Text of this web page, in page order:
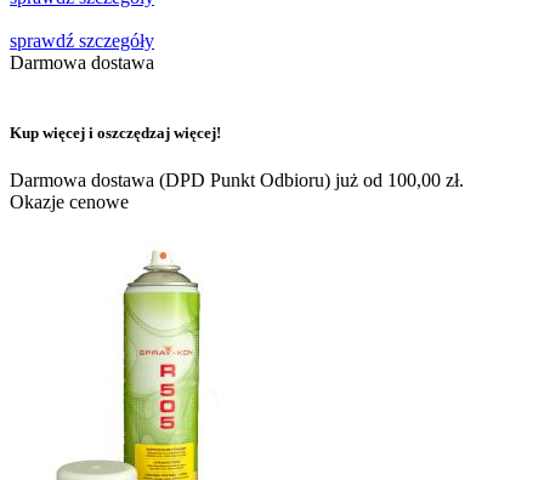
sprawdź szczegóły
Darmowa dostawa
Kup więcej i oszczędzaj więcej!
Darmowa dostawa (DPD Punkt Odbioru) już od 100,00 zł.
Okazje cenowe